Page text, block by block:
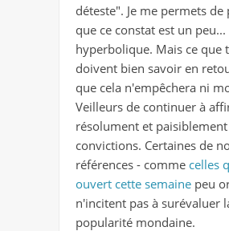
déteste". Je me permets de
que ce constat est un peu...
hyperbolique. Mais ce que
doivent bien savoir en
que cela n'empêchera ni
Veilleurs de continuer à
résolument et
convictions. Certaines de
références - comme celles
ouvert cette semaine peu
n'incitent pas à surévaluer
popularité mondaine.